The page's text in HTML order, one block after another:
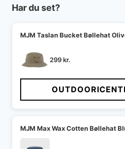
Har du set?
MJM Taslan Bucket Bøllehat
299kr.
MJM Max Wax Cotten Bøllehat